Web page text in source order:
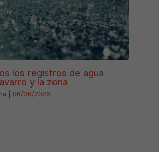
los registros de agua
y la zona
06/08/2026